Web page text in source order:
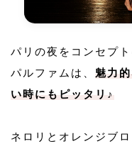
パリの夜をコンセプ
パルファムは、 魅力
い時にもピッタリ♪
ネロリとオレンジブ